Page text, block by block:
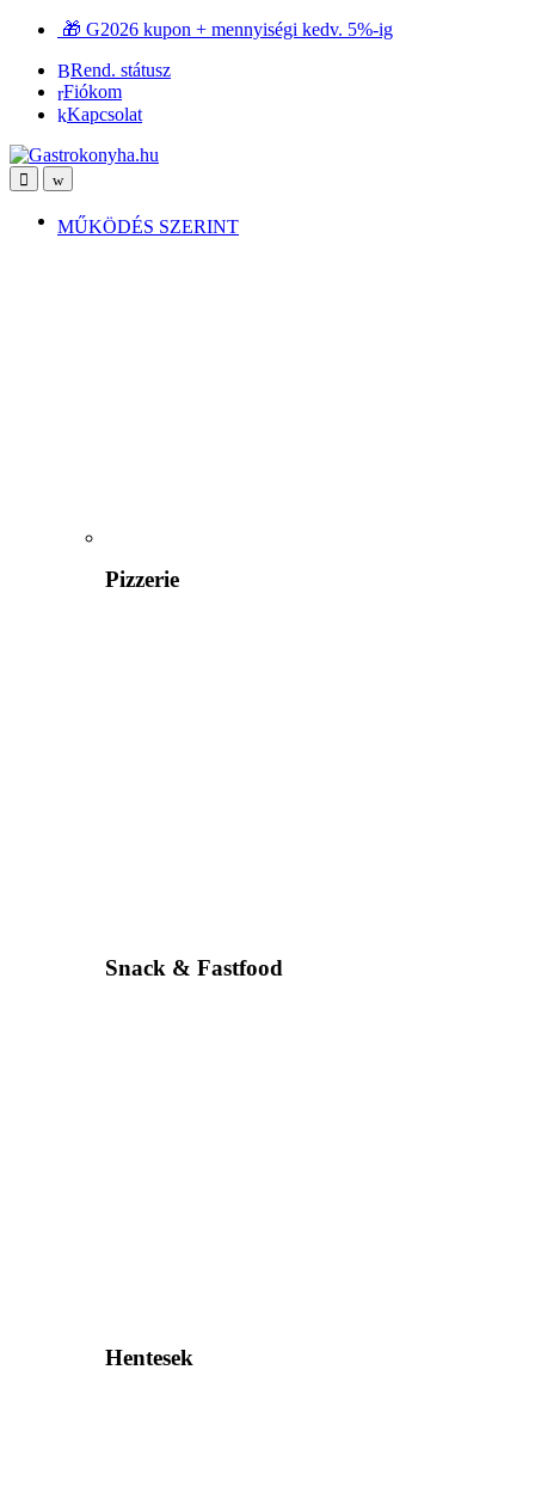
Ugrás
navigációhoz
Ugrás
tartalomra
🎁 G2026 kupon + mennyiségi kedv. 5%-ig
Rend. státusz
Fiókom
Kapcsolat
OpenClose
MŰKÖDÉS SZERINT
Pizzerie
Snack & Fastfood
Hentesek